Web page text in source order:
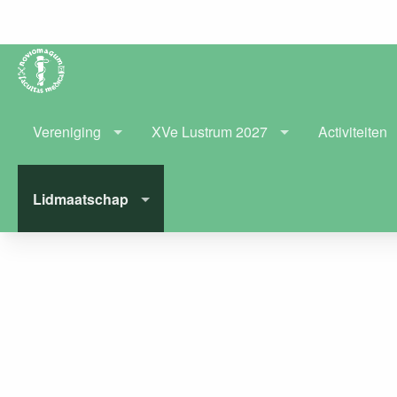
Vereniging XVe Lustrum 2027 Activiteiten
Lidmaatschap